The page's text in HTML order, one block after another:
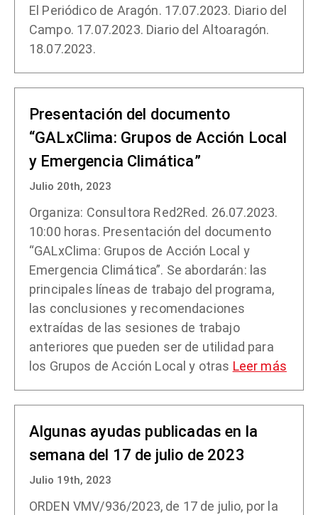
El Periódico de Aragón. 17.07.2023. Diario del
Campo. 17.07.2023. Diario del Altoaragón.
18.07.2023.
Presentación del documento
“GALxClima: Grupos de Acción Local
y Emergencia Climática”
Julio 20th, 2023
Organiza: Consultora Red2Red. 26.07.2023.
10:00 horas. Presentación del documento
“GALxClima: Grupos de Acción Local y
Emergencia Climática”. Se abordarán: las
principales líneas de trabajo del programa,
las conclusiones y recomendaciones
extraídas de las sesiones de trabajo
anteriores que pueden ser de utilidad para
los Grupos de Acción Local y otras Leer más
Algunas ayudas publicadas en la
semana del 17 de julio de 2023
Julio 19th, 2023
ORDEN VMV/936/2023, de 17 de julio, por la